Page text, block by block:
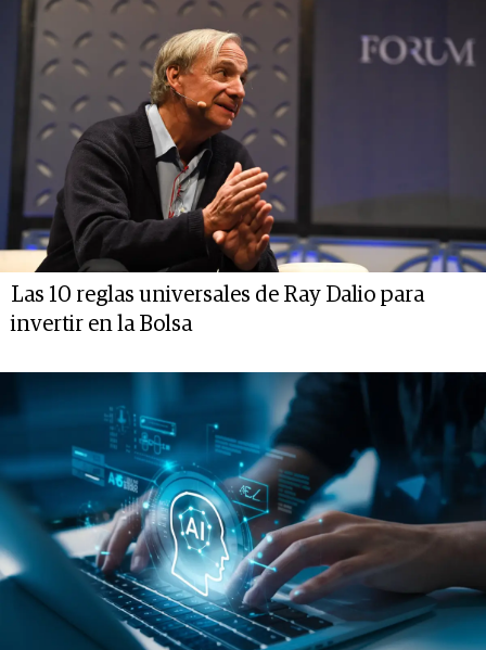
Las 10 reglas universales de Ray Dalio para
invertir en la Bolsa